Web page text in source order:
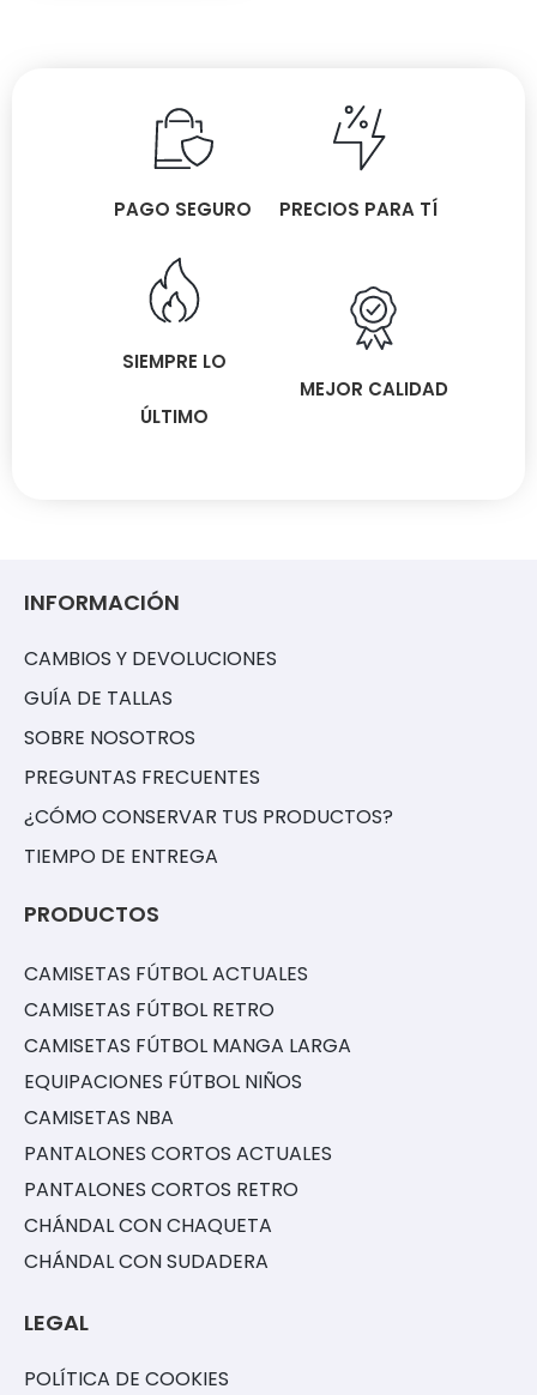
PAGO SEGURO PRECIOS PARA TÍ
SIEMPRE LO
ÚLTIMO
MEJOR CALIDAD
INFORMACIÓN
CAMBIOS Y DEVOLUCIONES
GUÍA DE TALLAS
SOBRE NOSOTROS
PREGUNTAS FRECUENTES
¿CÓMO CONSERVAR TUS PRODUCTOS?
TIEMPO DE ENTREGA
PRODUCTOS
CAMISETAS FÚTBOL ACTUALES
CAMISETAS FÚTBOL RETRO
CAMISETAS FÚTBOL MANGA LARGA
EQUIPACIONES FÚTBOL NIÑOS
CAMISETAS NBA
PANTALONES CORTOS ACTUALES
PANTALONES CORTOS RETRO
CHÁNDAL CON CHAQUETA
CHÁNDAL CON SUDADERA
LEGAL
POLÍTICA DE COOKIES